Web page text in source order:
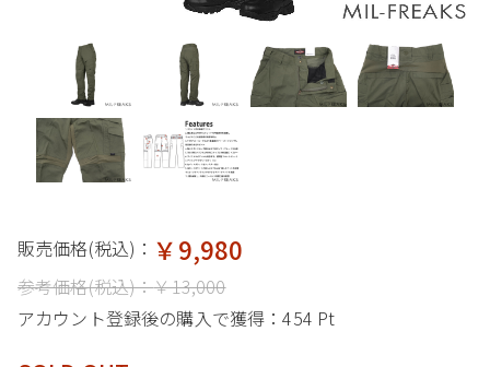
販売価格(税込)： ￥9,980
参考価格(税込)：￥13,000
アカウント登録後の購入で獲得：454 Pt